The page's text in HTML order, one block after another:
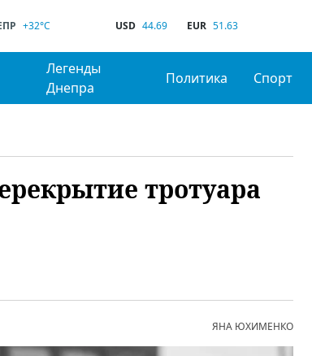
+32°C USD 44.69 EUR 51.63
Легенды
Днепра
Политика Спорт
тротуара
ЯНА ЮХИМЕНКО